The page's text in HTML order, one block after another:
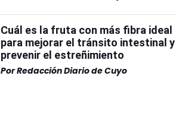
Cuál es la fruta con más fibra ideal
para mejorar el tránsito intestinal y
prevenir el estreñimiento
PorRedacción Diario de Cuyo